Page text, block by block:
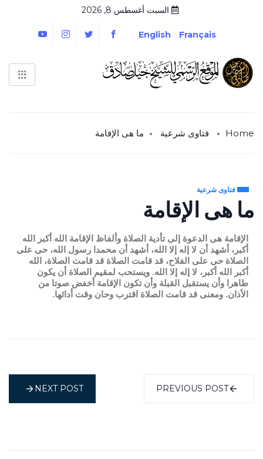
السبت أغسطس 8, 2026
Français
English
Home فتاوى شرعية ما هى الإقامة
فتاوى شرعية
ما هى الإقامة
الإقامة هى الدعوة إلى تأدية الصلاة وألفاظ الإقامة الله أكبر الله
أكبر، أشهد أن لا إله إلا الله، أشهد أن محمدا رسول الله، حى على
الصلاة حى على الفلاح، قد قامت الصلاة قد قامت الصلاة، الله
أكبر الله أكبر، لا إله إلا الله. ويستحب لمقيم الصلاة أن يكون
طاهرا وأن يستقبل القبلة وأن تكون الإقامة أخفض صوتا من
الأذان. ومعنى قد قامت الصلاة اقترب وحان وقت أدائها.
PREVIOUS POST
NEXT POST